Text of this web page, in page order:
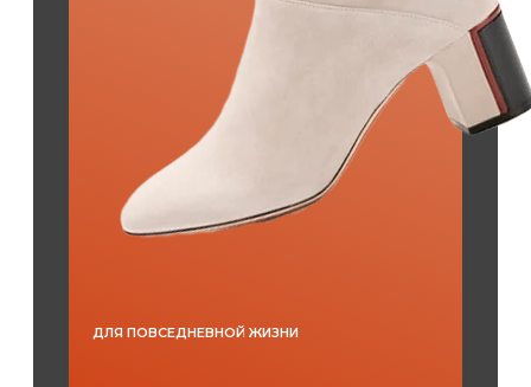
ДЛЯ ПОВСЕДНЕВНОЙ ЖИЗНИ